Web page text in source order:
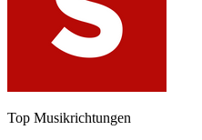
Top Musikrichtungen